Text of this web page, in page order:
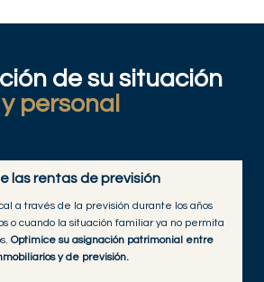
de su situación
personal
las rentas de previsión
a través de la previsión durante los años
o cuando la situación familiar ya no permita
Optimice su asignación patrimonial entre
y de previsión.